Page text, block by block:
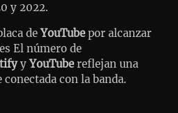
y 2022.
deYouTube por alcanzar
El número de
yYouTube reflejan una
con la banda.